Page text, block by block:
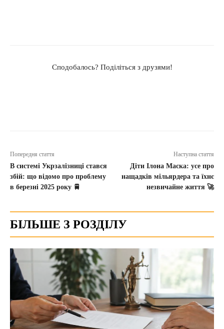
Сподобалось? Поділіться з друзями!
Попередня стаття
В системі Укрзалізниці стався
збій: що відомо про проблему
в березні 2025 року 🚆
Наступна стаття
Діти Ілона Маска: усе про
нащадків мільярдера та їхнє
незвичайне життя 🚀
БІЛЬШЕ З РОЗДІЛУ